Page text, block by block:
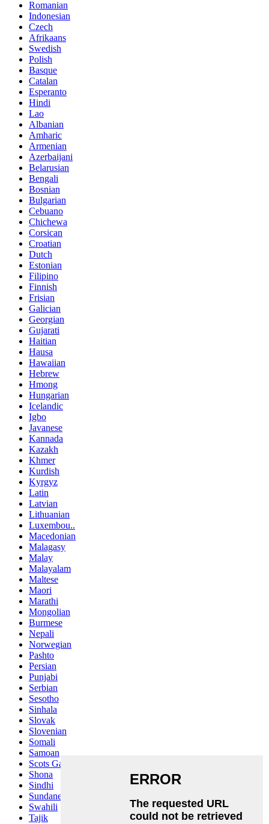
Romanian
Indonesian
Czech
Afrikaans
Swedish
Polish
Basque
Catalan
Esperanto
Hindi
Lao
Albanian
Amharic
Armenian
Azerbaijani
Belarusian
Bengali
Bosnian
Bulgarian
Cebuano
Chichewa
Corsican
Croatian
Dutch
Estonian
Filipino
Finnish
Frisian
Galician
Georgian
Gujarati
Haitian
Hausa
Hawaiian
Hebrew
Hmong
Hungarian
Icelandic
Igbo
Javanese
Kannada
Kazakh
Khmer
Kurdish
Kyrgyz
Latin
Latvian
Lithuanian
Luxembou..
Macedonian
Malagasy
Malay
Malayalam
Maltese
Maori
Marathi
Mongolian
Burmese
Nepali
Norwegian
Pashto
Persian
Punjabi
Serbian
Sesotho
Sinhala
Slovak
Slovenian
Somali
Samoan
Scots Gaelic
Shona
Sindhi
Sundanese
Swahili
Tajik